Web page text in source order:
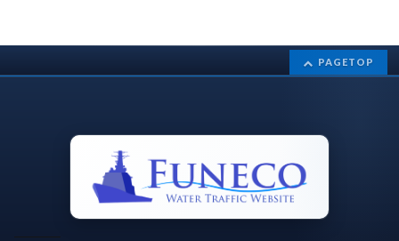
PAGETOP